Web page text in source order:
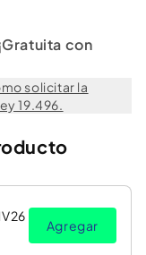
con
solicitar la
19.496.
Agregar